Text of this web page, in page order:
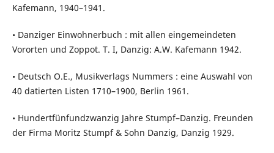
Kafemann, 1940–1941.
• Danziger Einwohnerbuch : mit allen eingemeindeten
Vororten und Zoppot. T. I, Danzig: A.W. Kafemann 1942.
• Deutsch O.E., Musikverlags Nummers : eine Auswahl von
40 datierten Listen 1710–1900, Berlin 1961.
• Hundertfünfundzwanzig Jahre Stumpf–Danzig. Freunden
der Firma Moritz Stumpf & Sohn Danzig, Danzig 1929.